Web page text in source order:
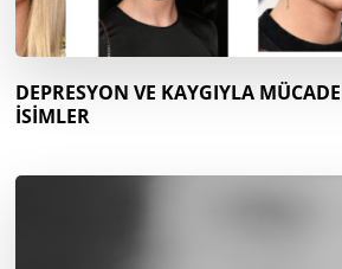
DEPRESYON VE KAYGIYLA
İSİMLER